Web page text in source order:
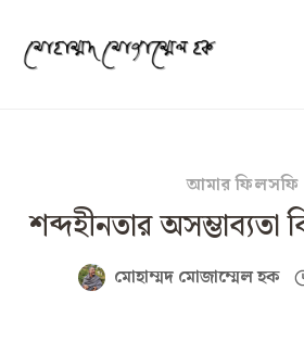
content
আমার ফিলসফি
শব্দহীনতার অসম্ভাব্যতা
মোহাম্মদ মোজাম্মেল হক